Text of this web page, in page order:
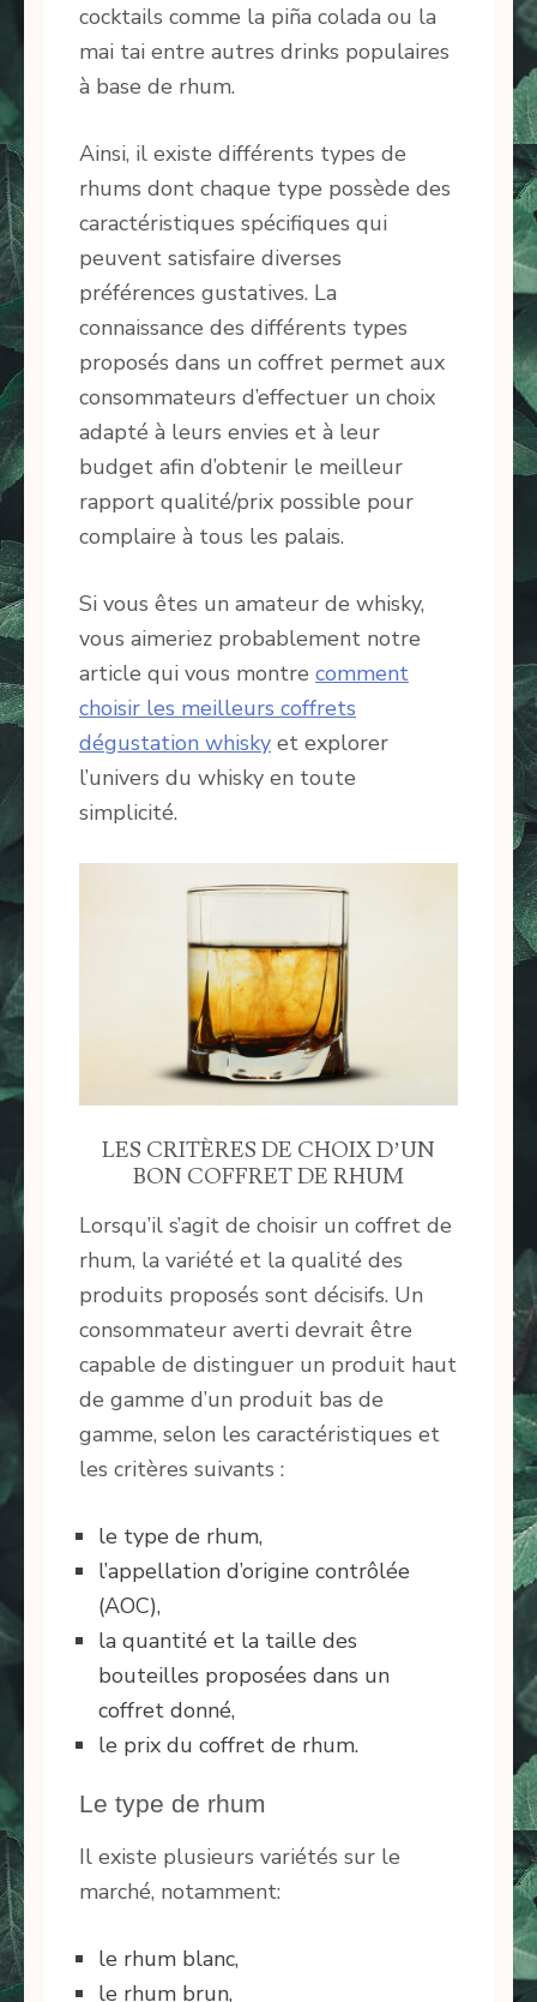
cocktails comme la piña colada ou la
mai tai entre autres drinks populaires
à base de rhum.
Ainsi, il existe différents types de
rhums dont chaque type possède des
caractéristiques spécifiques qui
peuvent satisfaire diverses
préférences gustatives. La
connaissance des différents types
proposés dans un coffret permet aux
consommateurs d’effectuer un choix
adapté à leurs envies et à leur
budget afin d’obtenir le meilleur
rapport qualité/prix possible pour
complaire à tous les palais.
Si vous êtes un amateur de whisky,
vous aimeriez probablement notre
article qui vous montre comment
choisir les meilleurs coffrets
dégustation whisky et explorer
l’univers du whisky en toute
simplicité.
LES CRITÈRES DE CHOIX D’UN
BON COFFRET DE RHUM
Lorsqu’il s’agit de choisir un coffret de
rhum, la variété et la qualité des
produits proposés sont décisifs. Un
consommateur averti devrait être
capable de distinguer un produit haut
de gamme d’un produit bas de
gamme, selon les caractéristiques et
les critères suivants :
le type de rhum,
l’appellation d’origine contrôlée
(AOC),
la quantité et la taille des
bouteilles proposées dans un
coffret donné,
le prix du coffret de rhum.
Le type de rhum
Il existe plusieurs variétés sur le
marché, notamment:
le rhum blanc,
le rhum brun,